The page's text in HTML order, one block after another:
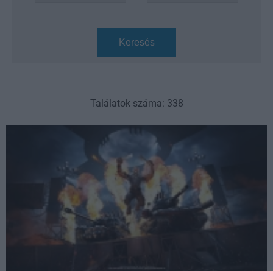
Keresés
Találatok száma: 338